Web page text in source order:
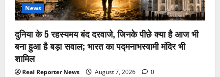
News
दुनिया के 5 रहस्यमय बंद दरवाजे, जिनके पीछे क्या है आज भी
बना हुआ है बड़ा सवाल; भारत का पद्मनाभस्वामी मंदिर भी
शामिल
Real Reporter News August 7, 2026 0